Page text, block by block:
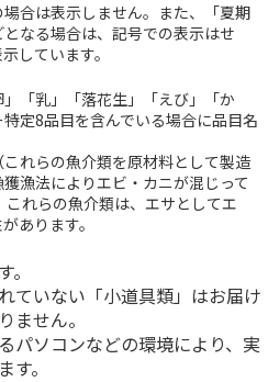
合は表示しません。また、「夏期
なる場合は、記号での表示はせ
しています。
「乳」「落花生」「えび」「か
定8品目を含んでいる場合に品目名
れらの魚介類を原材料として製造
漁法によりエビ・カニが混じって
れらの魚介類は、エサとしてエ
あります。
ていない「小道具類」はお届け
ません。
パソコンなどの環境により、実
。